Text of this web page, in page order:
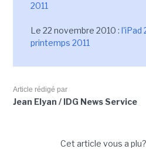
2011
Le 22 novembre 2010 : l'iPad
printemps 2011
Article rédigé par
Jean Elyan / IDG News Service
Cet article vous a plu?